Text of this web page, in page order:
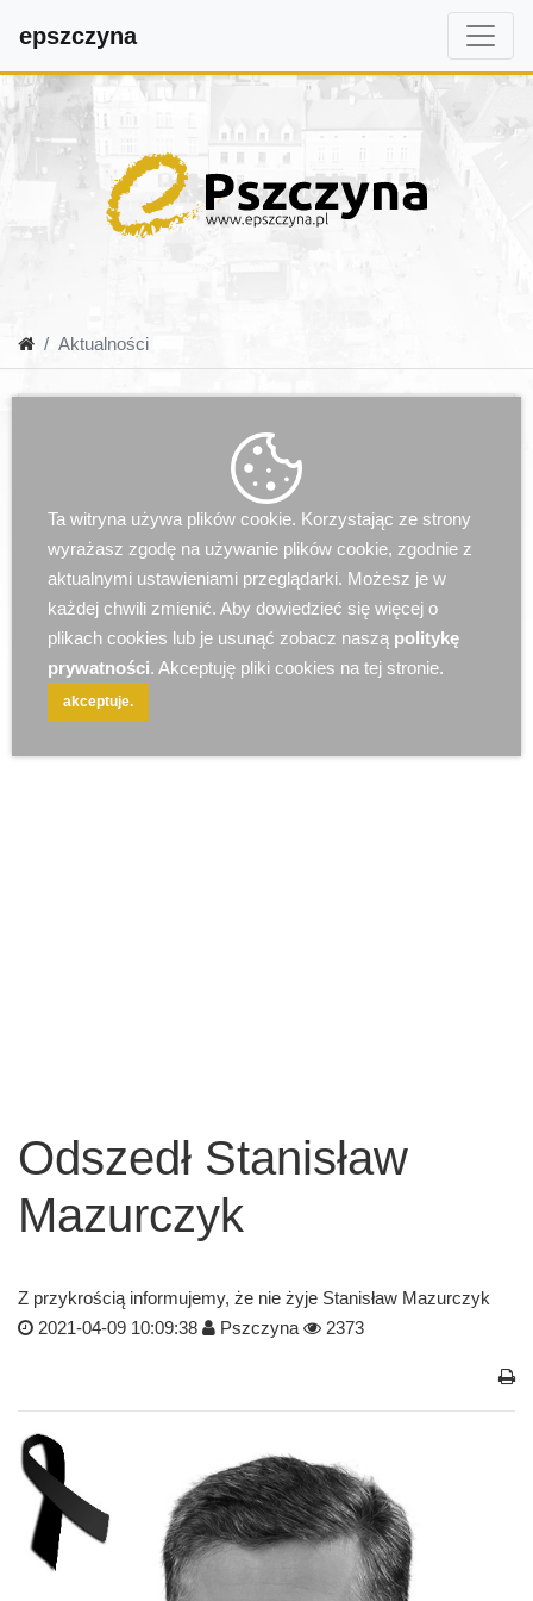
epszczyna
Aktualności
Odszedł Stanisław
Mazurczyk
Z przykrością informujemy, że nie żyje Stanisław Mazurczyk
2021-04-09 10:09:38
Pszczyna 2373
Ta witryna używa plików cookie. Korzystając ze strony
wyrażasz zgodę na używanie plików cookie, zgodnie z
aktualnymi ustawieniami przeglądarki. Możesz je w
każdej chwili zmienić. Aby dowiedzieć się więcej o
plikach cookies lub je usunąć zobacz naszą politykę
prywatności. Akceptuję pliki cookies na tej stronie.
akceptuje.